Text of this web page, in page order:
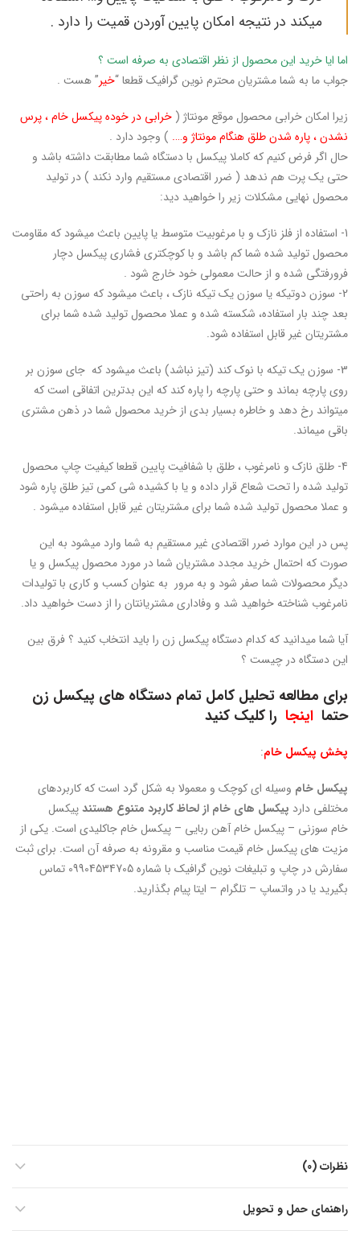
میکند در نتیجه امکان پایین آوردن قمیت را دارد .
اما ایا خرید این محصول از نظر اقتصادی به صرفه است ؟
جواب ما به شما مشتریان محترم نوین گرافیک قطعا “خیر” هست .
زیرا امکان خرابی محصول موقع مونتاژ ( خرابی در خوده پیکسل خام ، پرس
نشدن ، پاره شدن طلق هنگام مونتاژ و…. ) وجود دارد .
حال اگر فرض کنیم که کاملا پیکسل با دستگاه شما مطابقت داشته باشد و
حتی یک پرت هم ندهد ( ضرر اقتصادی مستقیم وارد نکند ) در تولید
محصول نهایی مشکلات زیر را خواهید دید:
1- استفاده از فلز نازک و با مرغوبیت متوسط یا پایین باعث میشود که مقاومت
محصول تولید شده شما کم باشد و با کوچکتری فشاری پیکسل دچار
فرورفتگی شده و از حالت معمولی خود خارج شود .
2- سوزن دوتیکه یا سوزن یک تیکه نازک ، باعث میشود که سوزن به راحتی
بعد چند بار استفاده، شکسته شده و عملا محصول تولید شده شما برای
مشتریتان غیر قابل استفاده شود.
3- سوزن یک تیکه با نوک کند (تیز نباشد) باعث میشود که جای سوزن بر
روی پارچه بماند و حتی پارچه را پاره کند که این بدترین اتفاقی است که
میتواند رخ دهد و خاطره بسیار بدی از خرید محصول شما در ذهن مشتری
باقی میماند.
4- طلق نازک و نامرغوب ، طلق با شفافیت پایین قطعا کیفیت چاپ محصول
تولید شده را تحت شعاع قرار داده و یا با کشیده شی کمی تیز طلق پاره شود
و عملا محصول تولید شده شما برای مشتریتان غیر قابل استفاده میشود .
پس در این موارد ضرر اقتصادی غیر مستقیم به شما وارد میشود به این
صورت که احتمال خرید مجدد مشتریان شما در مورد محصول پیکسل و یا
دیگر محصولات شما صفر شود و به مرور به عنوان کسب و کاری با تولیدات
نامرغوب شناخته خواهید شد و وفاداری مشتریانتان را از دست خواهید داد.
آیا شما میدانید که کدام دستگاه پیکسل زن را باید انتخاب کنید ؟ فرق بین
این دستگاه در چیست ؟
برای مطالعه تحلیل کامل تمام دستگاه های پیکسل زن
حتما اینجا را کلیک کنید
پخش پیکسل خام:
پیکسل خام وسیله ای کوچک و معمولا به شکل گرد است که کاربردهای
مختلفی دارد پیکسل های خام از لحاظ کاربرد متنوع هستندپیکسل
خام سوزنی – پیکسل خام آهن ربایی – پیکسل خام جاکلیدی است. یکی از
مزیت های پیکسل خام قیمت مناسب و مقرونه به صرفه آن است. برای ثبت
سفارش در چاپ و تبلیغات نوین گرافیک با شماره 09904534705 تماس
بگیرید یا در واتساپ – تلگرام – ایتا پیام بگذارید.
نظرات (0)
راهنمای حمل و تحویل